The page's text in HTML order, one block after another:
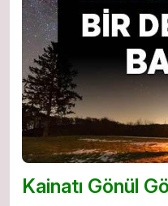
Kainatı Gönül